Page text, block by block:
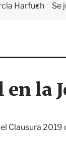
Harfuch Se
la
Clausura 2019